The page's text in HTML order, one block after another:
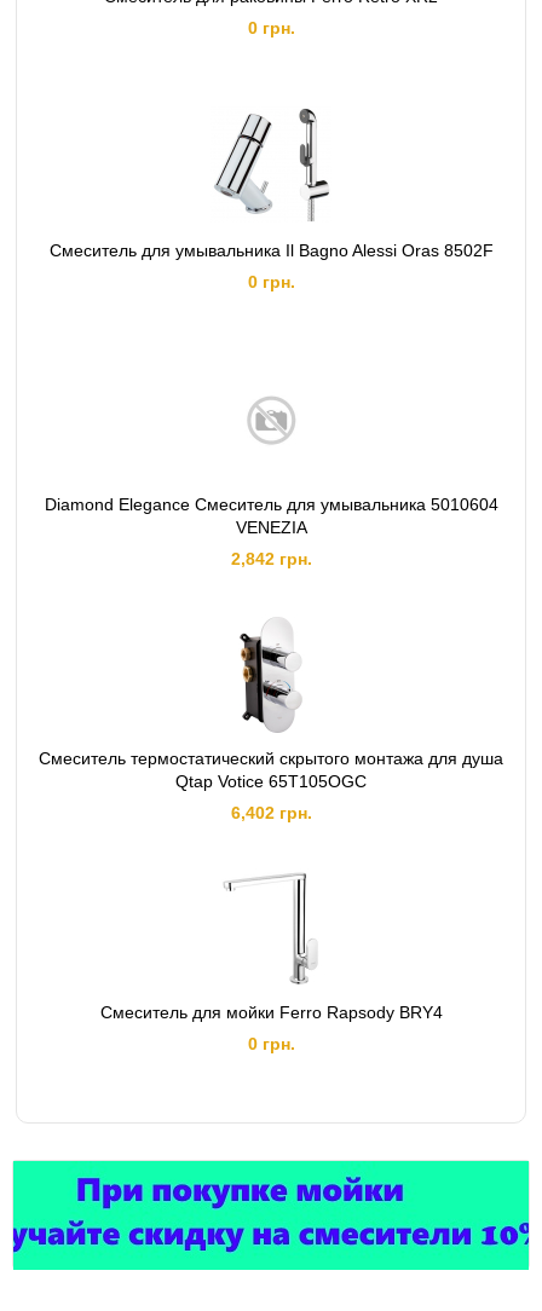
0 грн.
Смеситель для умывальника Il Bagno Alessi Oras 8502F
0 грн.
Diamond Elegance Смеситель для умывальника 5010604
VENEZIA
2,842 грн.
Смеситель термостатический скрытого монтажа для душа
Qtap Votice 65T105OGC
6,402 грн.
Смеситель для мойки Ferro Rapsody BRY4
0 грн.